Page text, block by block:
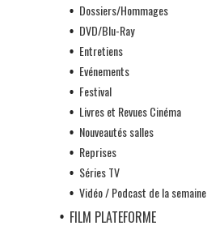
Dossiers/Hommages
DVD/Blu-Ray
Entretiens
Evénements
Festival
Livres et Revues Cinéma
Nouveautés salles
Reprises
Séries TV
Vidéo / Podcast de la semaine
FILM PLATEFORME